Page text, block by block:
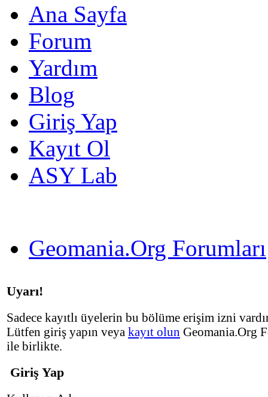
Ana Sayfa
Forum
Yardım
Blog
Giriş Yap
Kayıt Ol
ASY Lab
Geomania.Org Forumları
Uyarı!
Sadece kayıtlı üyelerin bu bölüme erişim izni
Lütfen giriş yapın veya kayıt olun Geomania.Org
ile birlikte.
Giriş Yap